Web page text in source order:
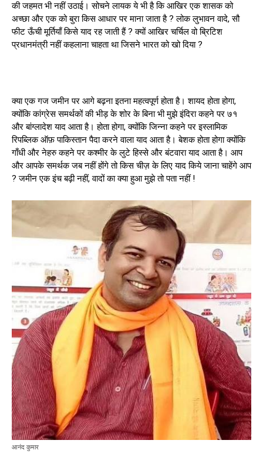
की जहमत भी नहीं उठाई। सोचने लायक ये भी है कि आखिर एक शासक को
अच्छा और एक को बुरा किस आधार पर माना जाता है ? लोक लुभावन वादे, सौ
फीट ऊँची मूर्तियाँ किसे याद रह जाती हैं ? क्यों आखिर चर्चिल वो ब्रिटिश
प्रधानमंत्री नहीं कहलाना चाहता था जिसने भारत को खो दिया ?
क्या एक गज जमीन पर आगे बढ़ना इतना महत्वपूर्ण होता है। शायद होता होगा,
क्योंकि कांग्रेस समर्थकों की भीड़ के शोर के बिना भी मुझे इंदिरा कहने पर ७१
और बांग्लादेश याद आता है। होता होगा, क्योंकि जिन्ना कहने पर इस्लामिक
रिपब्लिक ऑफ़ पाकिस्तान पैदा करने वाला याद आता है। बेशक होता होगा क्योंकि
गाँधी और नेहरु कहने पर कश्मीर के लुटे हिस्से और बंटवारा याद आता है। आप
और आपके समर्थक जब नहीं होंगे तो किस चीज़ के लिए याद किये जाना चाहेंगे आप
? जमीन एक इंच बढ़ी नहीं, वादों का क्या हुआ मुझे तो पता नहीं !
आनंद कुमार